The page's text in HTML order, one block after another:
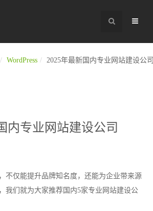
WordPress 2025年最新国内专业网站建设公
内专业网站建设公司
不仅能提升品牌知名度，还能为企业带来源
我们就为大家推荐国内5家专业网站建设公